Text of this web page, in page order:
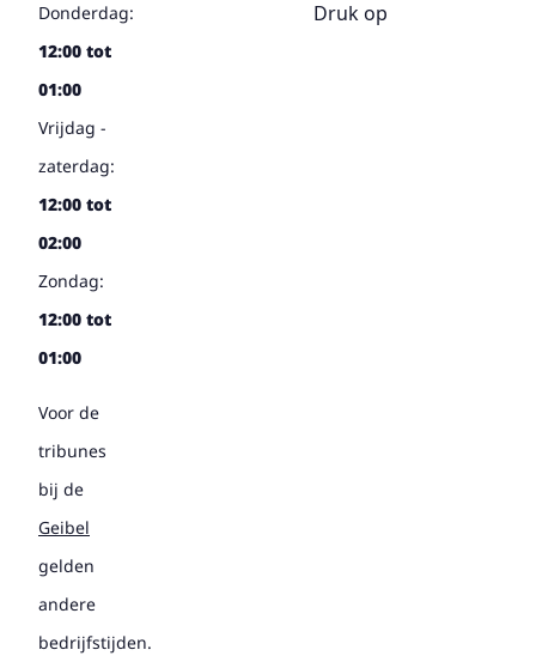
Donderdag:
12:00 tot
01:00
Vrijdag -
zaterdag:
12:00 tot
02:00
Zondag:
12:00 tot
01:00
Voor de
tribunes
bij de
Geibel
gelden
andere
bedrijfstijden.
Druk op